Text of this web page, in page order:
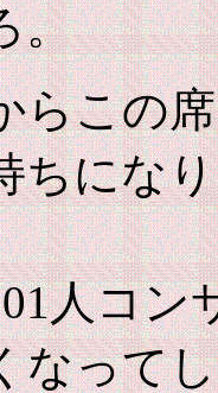
。
らこの
ちにな
人コン
なって